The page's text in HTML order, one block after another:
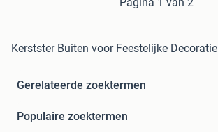
Kerstster Buiten voor Feestelijke Decoratie
Gerelateerde zoektermen
Populaire zoektermen